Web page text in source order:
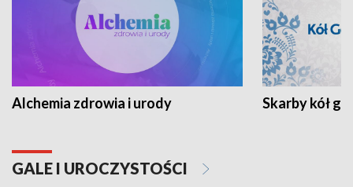
Alchemia zdrowia i urody Skarby kół
GALE I UROCZYSTOŚCI